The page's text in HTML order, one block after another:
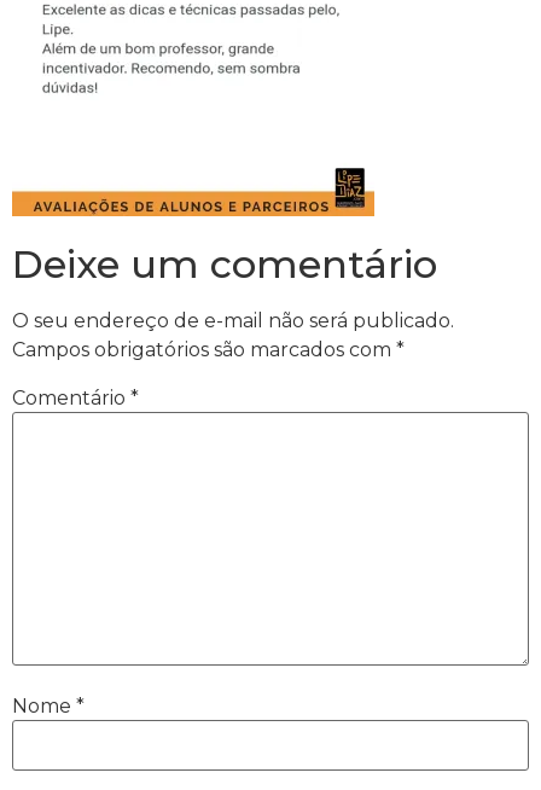
Deixe um comentário
O seu endereço de e-mail não será publicado.
Campos obrigatórios são marcados com *
Comentário *
Nome *